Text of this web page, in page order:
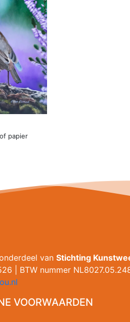
papier
van Stichting
| BTW nummer
VOORWAARDEN